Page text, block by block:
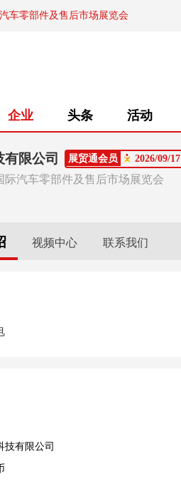
车零部件及售后市场展览会
企业 头条 活动
限公司 展贸通会员 2026/09/17
际汽车零部件及售后市场展览会
视频中心 联系我们
技有限公司